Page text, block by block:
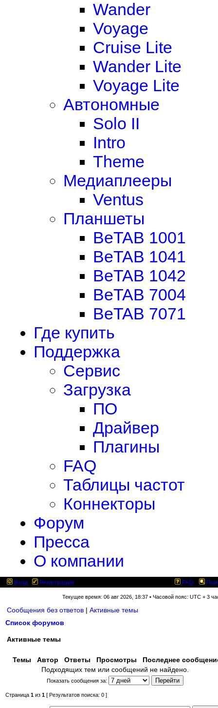
Wander
Voyage
Cruise Lite
Wander Lite
Voyage Lite
Автономные
Solo II
Intro
Theme
Медиаплееры
Ventus
Планшеты
BeTAB 1001
BeTAB 1041
BeTAB 1042
BeTAB 7004
BeTAB 7071
Где купить
Поддержка
Сервис
Загрузка
ПО
Драйвер
Плагины
FAQ
Таблицы частот
Коннекторы
Форум
Пресса
О компании
Вход Регистрация FAQ
Текущее время: 06 авг 2026, 18:37 • Часовой пояс: UTC + 3
Сообщения без ответов | Активные темы
Список форумов
Активные темы
Темы Автор Ответы Просмотры
Последнее
Подходящих тем или сообщений не найдено.
Показать сообщения за:
Страница 1 из 1 [ Результатов поиска: 0 ]